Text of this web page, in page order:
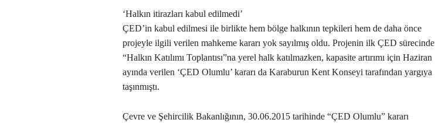
‘Halkın itirazları kabul edilmedi’
ÇED’in kabul edilmesi ile birlikte hem bölge halkının tepkileri hem de daha önce
projeyle ilgili verilen mahkeme kararı yok sayılmış oldu. Projenin ilk ÇED sürecinde
“Halkın Katılımı Toplantısı”na yerel halk katılmazken, kapasite artırımı için Haziran
ayında verilen ‘ÇED Olumlu’ kararı da Karaburun Kent Konseyi tarafından yargıya
taşınmıştı.
Çevre ve Şehircilik Bakanlığının, 30.06.2015 tarihinde “ÇED Olumlu” kararı